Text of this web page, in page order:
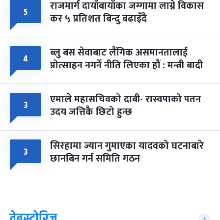
५ राजमार्ग दायाँबायाँका जग्गामा लाग्ने विकास
कर ५ प्रतिशत बिन्दु बढाइँदै
४ ब्लु बस सेवाबाट लैंगिक असमानतालाई
प्रोत्साहन नगर्ने नीति लिएका हौं : मन्त्री बादी
३ एमाले महासचिवको दाबी- रास्वपाको पतन
उदय जत्तिकै छिटो हुन्छ
३ सिरहामा ज्यान गुमाएका यादवको घटनाबारे
छानबिन गर्न समिति गठन